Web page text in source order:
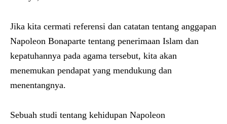
Jika kita cermati referensi dan catatan tentang anggapan
Napoleon Bonaparte tentang penerimaan Islam dan
kepatuhannya pada agama tersebut, kita akan
menemukan pendapat yang mendukung dan
menentangnya.
Sebuah studi tentang kehidupan Napoleon